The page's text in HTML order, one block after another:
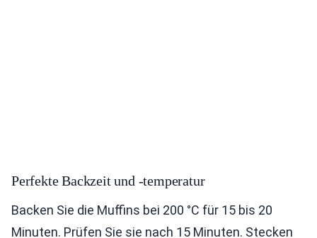
Perfekte Backzeit und -temperatur
Backen Sie die Muffins bei 200 °C für 15 bis 20
Minuten. Prüfen Sie sie nach 15 Minuten. Stecken